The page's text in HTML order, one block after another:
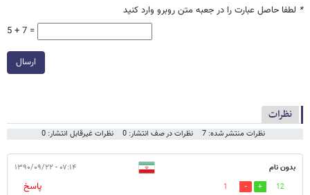
* لطفا حاصل عبارت را در جعبه متن روبرو وارد کنید
5 + 7 =
ارسال
نظرات
نظرات منتشر شده: 7 نظرات در صف انتشار: 0 نظرات غیرقابل انتشار: 0
بدون نام ۰۷:۱۴ - ۱۳۹۰/۰۹/۲۲
12
1
پاسخ